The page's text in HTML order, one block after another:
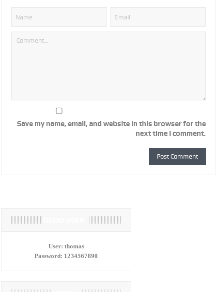
Save my name, email, and website in this browser for the
next time I comment.
User: thomas
Password: 1234567890